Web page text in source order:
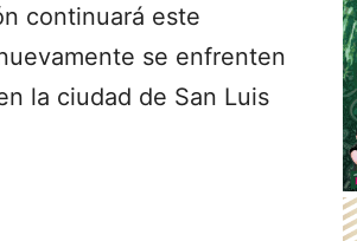
continuará este
se enfrenten
la ciudad de San Luis